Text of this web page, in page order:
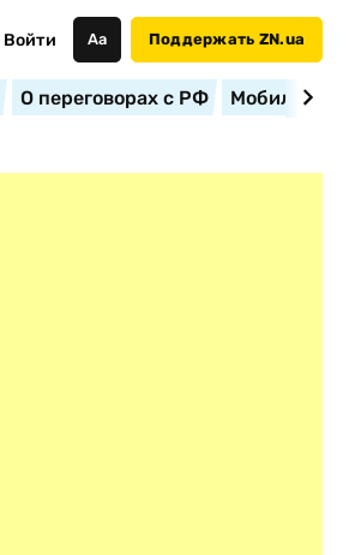
Войти Аа Поддержать ZN.ua
О переговорах с РФ